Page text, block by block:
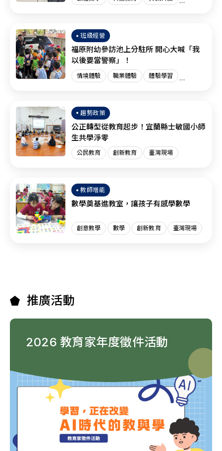
班級經營
福原附幼參訪池上分駐所 開心大喊「我
以後要當警察」！
情境體驗 職業體驗 體驗學習
趨勢政策
公正轉型從教育起步！宜蘭縣士敏國小師
生共學淨零
公民教育 創新教育 臺灣現場
教師增能
數學奠基進教室，讓孩子有感學數學
創意教學 數學 創新教育 臺灣現場
推廣活動
2026 教育家年度徵件活動